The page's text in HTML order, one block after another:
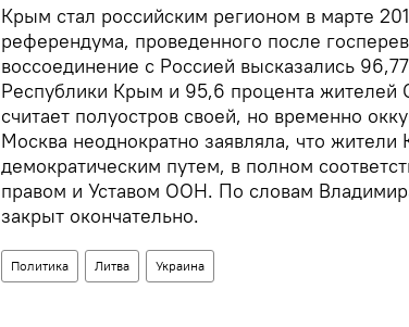
Крым стал российским регионом в марте
референдума, проведенного после
воссоединение с Россией высказались
Республики Крым и 95,6 процента жителей
считает полуостров своей, но временно
Москва неоднократно заявляла, что
демократическим путем, в полном
правом и Уставом ООН. По словам
закрыт окончательно.
Политика Литва Украина